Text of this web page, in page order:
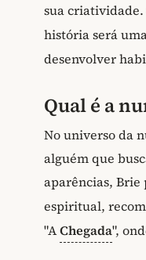
sua
história será
desenvolver
Qual é a
No universo da
alguém que
aparências, Brie
espiritual,
"AChegada",